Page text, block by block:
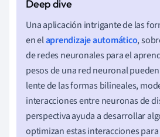
Una aplicación intrigante de las
en elaprendizaje automático,
de redes neuronales para el
pesos de una red neuronal
lente de las formas bilineales,
interacciones entre neuronas de
perspectiva ayuda a desarrollar
optimizan estas interacciones